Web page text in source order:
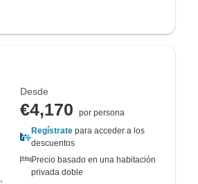
Desde
€4,170
por persona
Regístrate para acceder a los
descuentos
Precio basado en una habitación
privada doble